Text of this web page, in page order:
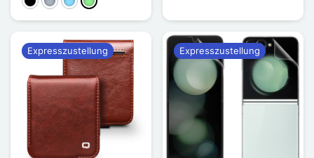
Expresszustellung Expresszustellung